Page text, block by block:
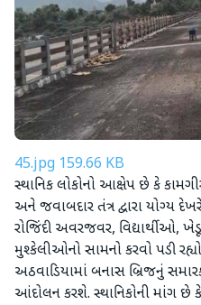
45.jpg 159.66 KB
સ્થાનિક લોકોનો આક્ષેપ છે કે
અને જવાબદાર તંત્ર દ્વારા યોગ્ય
રોજિંદી અવરજવર, વિદ્યાર્થીઓ,
મુશ્કેલીઓનો સામનો કરવો પડી
અઠવાડિયામાં બનાસ બ્રિજનું
આંદોલન કરશે. સ્થાનિકોની માંગ છે